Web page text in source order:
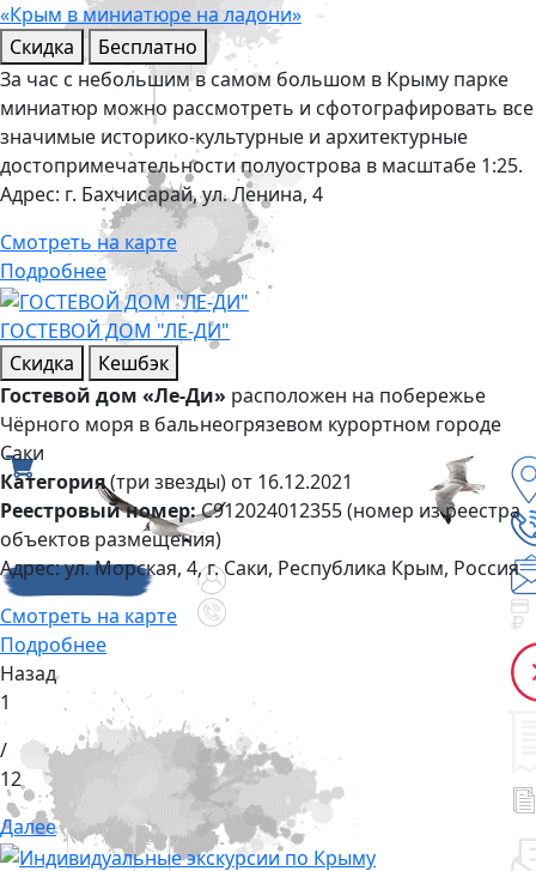
«Крым в миниатюре на ладони»
Скидка
Бесплатно
За час с небольшим в самом большом в Крыму парке
миниатюр можно рассмотреть и сфотографировать все
значимые историко-культурные и архитектурные
достопримечательности полуострова в масштабе 1:25.
Адрес: г. Бахчисарай, ул. Ленина, 4
Смотреть на карте
Подробнее
ГОСТЕВОЙ ДОМ "ЛЕ-ДИ"
Скидка
Кешбэк
Гостевой дом «Ле-Ди» расположен на побережье
Чёрного моря в бальнеогрязевом курортном городе
Саки
Категория(три звезды) от 16.12.2021
Реестровый номер:С912024012355 (номер из реестра
объектов размещения)
Адрес:ул. Морская, 4, г. Саки, Республика Крым, Россия
Смотреть на карте
Подробнее
Назад
1
/
12
Далее